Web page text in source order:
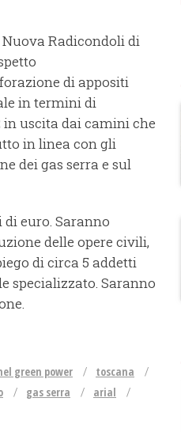
Radicondoli di
di appositi
in termini di
uscita dai camini che
in linea con gli
dei gas serra e sul
euro. Saranno
delle opere civili,
di circa 5 addetti
specializzato. Saranno
green power
toscana
gas serra
arial